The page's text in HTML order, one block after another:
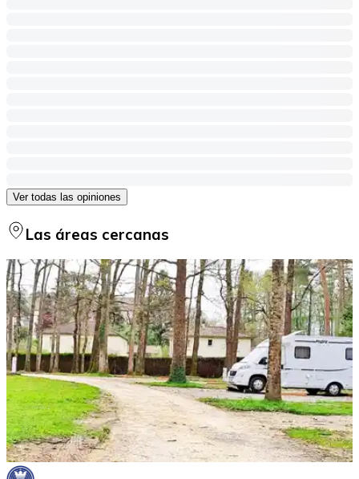
Ver todas las opiniones
Las áreas cercanas